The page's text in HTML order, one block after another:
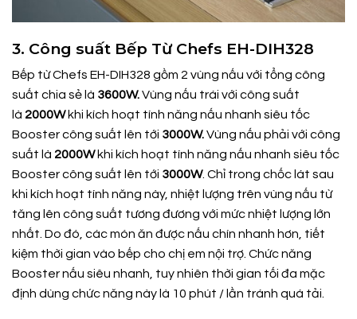
3. Công suất Bếp Từ Chefs EH-DIH328
Bếp từ Chefs EH-DIH328 gồm 2 vùng nấu với tổng công
suất chia sẻ là 3600W.Vùng nấu trái với công suất
là 2000W khi kích hoạt tính năng nấu nhanh siêu tốc
Booster công suất lên tới 3000W.Vùng nấu phải với công
suất là 2000W khi kích hoạt tính năng nấu nhanh siêu tốc
Booster công suất lên tới 3000W. Chỉ trong chốc lát sau
khi kích hoạt tính năng này, nhiệt lượng trên vùng nấu từ
tăng lên công suất tương đương với mức nhiệt lượng lớn
nhất. Do đó, các món ăn được nấu chín nhanh hơn, tiết
kiệm thời gian vào bếp cho chị em nội trợ. Chức năng
Booster nấu siêu nhanh, tuy nhiên thời gian tối đa mặc
định dùng chức năng này là 10 phút / lần tránh quá tải.